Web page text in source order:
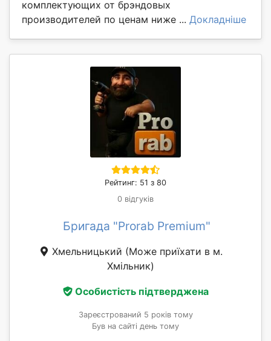
комплектующих от брэндовых
производителей по ценам ниже ... Докладніше
Рейтинг: 51 з 80
0 відгуків
Бригада "Prorab Premium"
Хмельницький (Може приїхати в м.
Хмільник)
Особистість підтверджена
Зареєстрований 5 років тому
Був на сайті день тому